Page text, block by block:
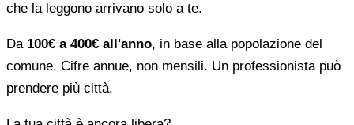
che la leggono arrivano solo a te.
Da 100€ a 400€ all'anno, in base alla popolazione del
comune. Cifre annue, non mensili. Un professionista può
prendere più città.